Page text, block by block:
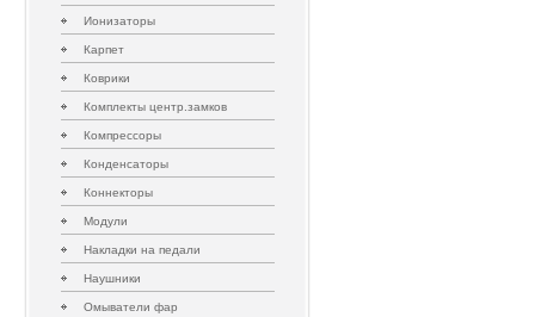
Ионизаторы
Карпет
Коврики
Комплекты центр.замков
Компрессоры
Конденсаторы
Коннекторы
Модули
Накладки на педали
Наушники
Омыватели фар